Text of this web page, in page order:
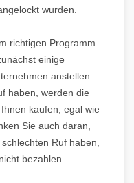
wurden.
richtigen Programm
einige
anstellen.
haben, werden die
kaufen, egal wie
Sie auch daran,
Ruf haben,
bezahlen.